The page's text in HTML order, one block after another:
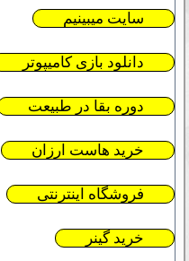
سایت میبینیم
دانلود بازی کامیپوتر
دوره بقا در طبیعت
خرید هاست ارزان
فروشگاه اینترنتی
خرید گینر